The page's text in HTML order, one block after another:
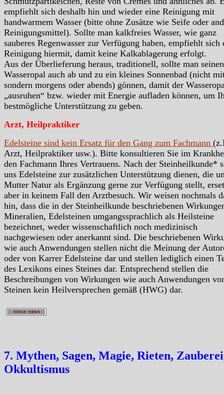
empfiehlt sich deshalb hin und wieder eine Reinigung mit
handwarmem Wasser (bitte ohne Zusätze wie Seife oder
Reinigungsmittel). Sollte man kalkfreies Wasser, wie ganz
sauberes Regenwasser zur Verfügung haben, empfiehlt sich
Reinigung hiermit, damit keine Kalkablagerung erfolgt.
Aus der Überlieferung heraus, traditionell, sollte man seinen
Wasseropal auch ab und zu ein kleines Sonnenbad (nicht
sondern morgens oder abends) gönnen, damit der
„ausruhen“ bzw. wieder mit Energie aufladen können, um
bestmögliche Unterstützung zu geben.
Arzt, Heilpraktiker
Edelsteine sind kein Ersatz für den Gang zum Fachmann
Arzt, Heilpraktiker usw.). Bitte konsultieren Sie im
den Fachmann Ihres Vertrauens. Nach der Steinheilkunde*
uns Edelsteine zur zusätzlichen Unterstützung dienen, die
Mutter Natur als Ergänzung gerne zur Verfügung stellt,
aber in keinem Fall den Arztbesuch. Wir weisen nochmals
hin, dass die in der Steinheilkunde beschriebenen
Mineralien, Edelsteinen umgangssprachlich als Heilsteine
bezeichnet, weder wissenschaftlich noch medizinisch
nachgewiesen oder anerkannt sind. Die beschriebenen
wie auch Anwendungen stellen nicht die Meinung der
oder von Karrer Edelsteine dar und stellen lediglich einen
des Lexikons eines Steines dar. Entsprechend stellen die
Beschreibungen von Wirkungen wie auch Anwendungen
Steinen kein Heilversprechen gemäß (HWG) dar.
7. Mythen, Sagen, Magie, Rieten,
Okkultismus